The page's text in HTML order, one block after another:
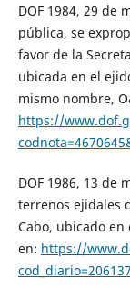
DOF 1984, 29 de
pública, se
favor de la
ubicada en el
mismo nombre,
https://
DOF 1986, 13 de
terrenos ejidales
Cabo, ubicado en
en: https://